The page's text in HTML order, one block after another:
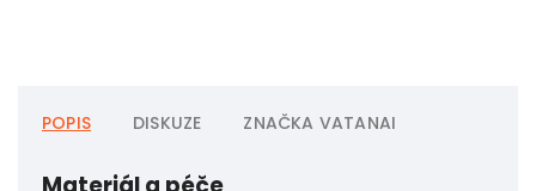
POPIS DISKUZE ZNAČKA VATANAI